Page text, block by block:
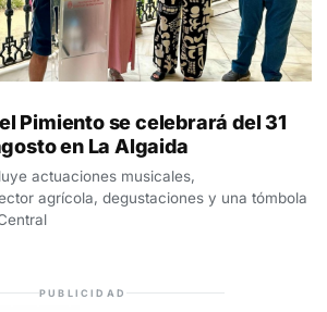
Pimiento se celebrará del 31
en La Algaida
actuaciones musicales,
agrícola, degustaciones y una tómbola
PUBLICIDAD